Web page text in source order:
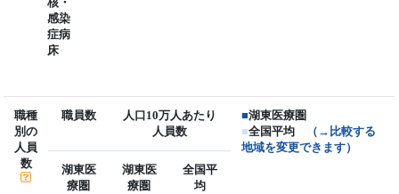
感染
症病
床
職種
別の
人員
数
職員数
人口10万人あたり
人員数
■湖東医療圏
■全国平均
（→比較する
地域を変更できます）
湖東医
療圏
湖東医
療圏
全国平
均